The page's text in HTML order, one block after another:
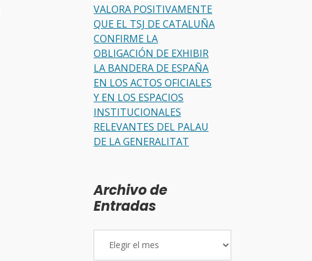
VALORA POSITIVAMENTE
QUE EL TSJ DE CATALUÑA
CONFIRME LA
OBLIGACIÓN DE EXHIBIR
LA BANDERA DE ESPAÑA
EN LOS ACTOS OFICIALES
Y EN LOS ESPACIOS
INSTITUCIONALES
RELEVANTES DEL PALAU
DE LA GENERALITAT
Archivo de
Entradas